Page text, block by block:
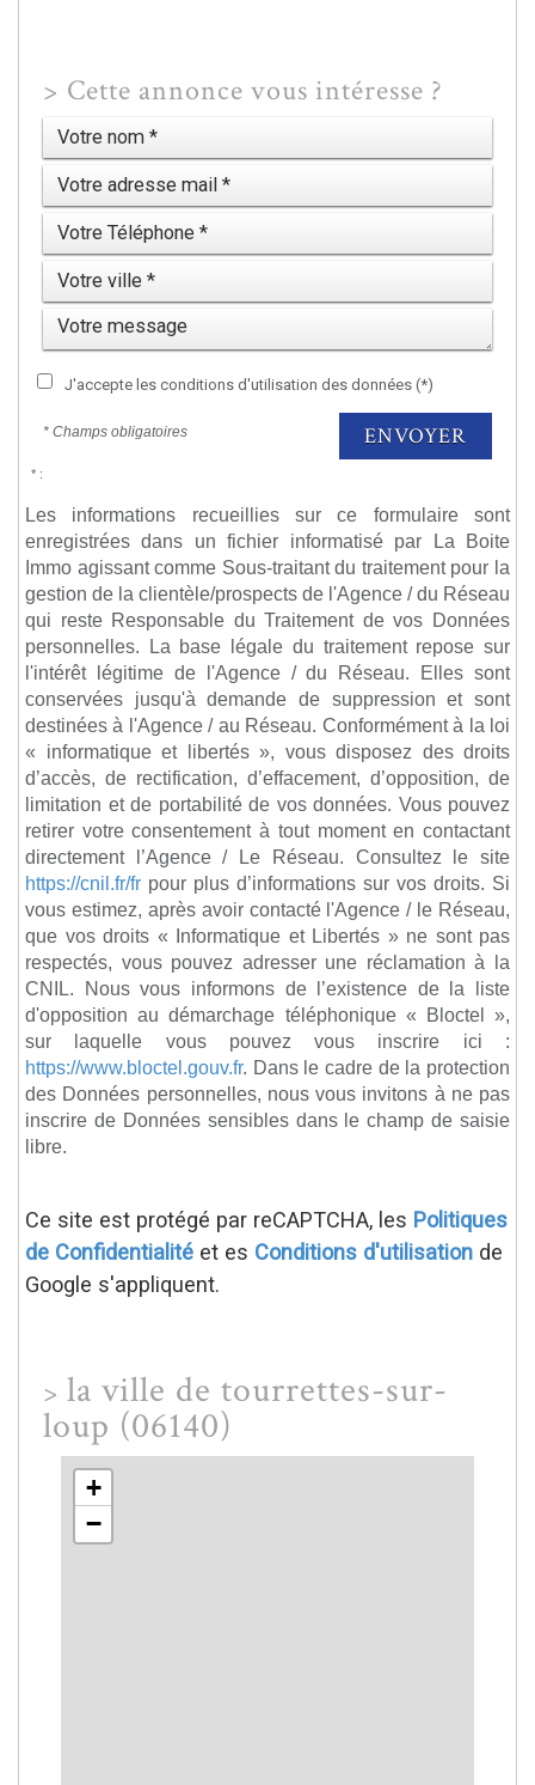
> Cette annonce vous intéresse ?
J'accepte les conditions d'utilisation des données (*)
* Champs obligatoires ENVOYER
* :
Les informations recueillies sur ce formulaire sont
enregistrées dans un fichier informatisé par La Boite
Immo agissant comme Sous-traitant du traitement pour la
gestion de la clientèle/prospects de l'Agence / du Réseau
qui reste Responsable du Traitement de vos Données
personnelles. La base légale du traitement repose sur
l'intérêt légitime de l'Agence / du Réseau. Elles sont
conservées jusqu'à demande de suppression et sont
destinées à l'Agence / au Réseau. Conformément à la loi
« informatique et libertés », vous disposez des droits
d’accès, de rectification, d’effacement, d’opposition, de
limitation et de portabilité de vos données. Vous pouvez
retirer votre consentement à tout moment en contactant
directement l’Agence / Le Réseau. Consultez le site
https://cnil.fr/fr pour plus d’informations sur vos droits. Si
vous estimez, après avoir contacté l'Agence / le Réseau,
que vos droits « Informatique et Libertés » ne sont pas
respectés, vous pouvez adresser une réclamation à la
CNIL. Nous vous informons de l’existence de la liste
d'opposition au démarchage téléphonique « Bloctel »,
sur laquelle vous pouvez vous inscrire ici :
https://www.bloctel.gouv.fr. Dans le cadre de la protection
des Données personnelles, nous vous invitons à ne pas
inscrire de Données sensibles dans le champ de saisie
libre.
Ce site est protégé par reCAPTCHA, les Politiques
de Confidentialité et es Conditions d'utilisation de
Google s'appliquent.
> la ville de tourrettes-sur-
loup (06140)
+
−